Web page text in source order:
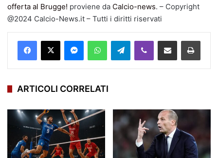
offerta al Brugge! proviene da Calcio-news. – Copyright
@2024 Calcio-News.it – Tutti i diritti riservati
Telegram
ARTICOLI CORRELATI